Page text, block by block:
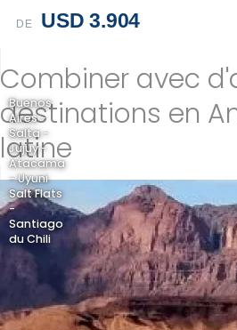
DE USD 3.904
Combiner avec
destinations en
latine
Buenos
Aires -
Salta -
Jujuy -
Atacama
- Uyuni
Salt Flats
-
Santiago
du Chili